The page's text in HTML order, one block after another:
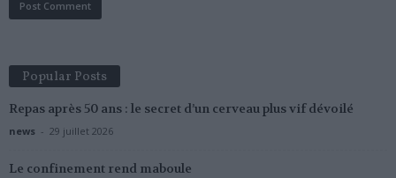
Popular Posts
Repas après 50 ans : le secret d’un cerveau plus vif dévoilé
news - 29 juillet 2026
Le confinement rend maboule